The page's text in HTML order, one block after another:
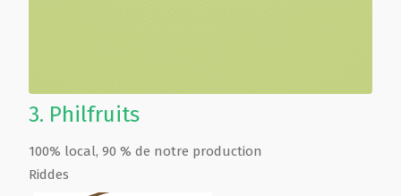
3. Philfruits
100% local, 90 % de notre production
Riddes